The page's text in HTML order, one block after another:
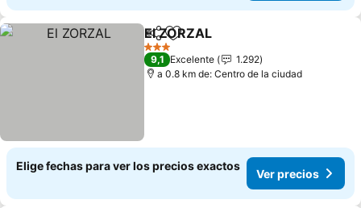
CompartirAgregar a favoritos
El ZORZAL
3 Estrellas
9,1 Excelente
1.292
a 0.8 km de: Centro de la ciudad
Elige fechas para ver los precios exactos
Ver precios